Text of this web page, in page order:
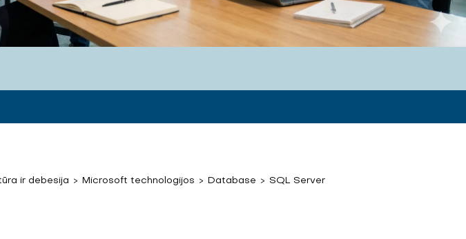
ir debesija > Microsoft technologijos > Database > SQL Server